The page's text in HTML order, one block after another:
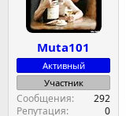
Muta101
Активный
Участник
Сообщения
292
Репутация
0